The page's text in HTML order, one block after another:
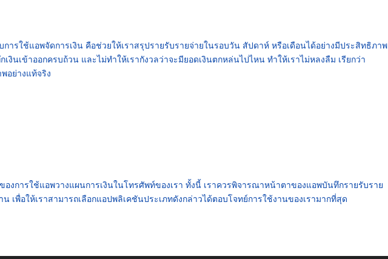
การใช้แอพจัดการเงิน คือช่วยให้เราสรุปรายรับรายจ่ายในรอบวัน สัปดาห์ หรือเดือนได้อย่างมีประสิทธิภาพ
เงินเข้าออกครบถ้วน และไม่ทำให้เรากังวลว่าจะมียอดเงินตกหล่นไปไหน ทำให้เราไม่หลงลืม เรียกว่า
อย่างแท้จริง
องการใช้แอพวางแผนการเงินในโทรศัพท์ของเรา ทั้งนี้ เราควรพิจารณาหน้าตาของแอพบันทึกรายรับราย
น เพื่อให้เราสามารถเลือกแอปพลิเคชันประเภทดังกล่าวได้ตอบโจทย์การใช้งานของเรามากที่สุด